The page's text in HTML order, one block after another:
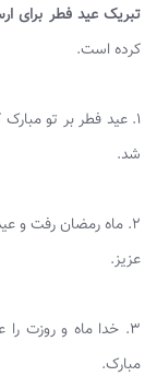
تبریک عید فطر برای
کرده است.
۱. عید فطر بر تو
شد.
۲. ماه رمضان رفت و
عزیز.
۳. خدا ماه و روزت
مبارک.